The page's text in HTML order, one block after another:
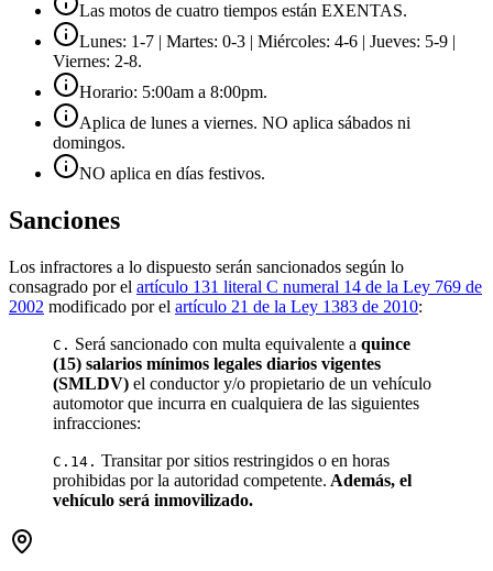
Las motos de cuatro tiempos están EXENTAS.
Lunes: 1-7 | Martes: 0-3 | Miércoles: 4-6 | Jueves: 5-9 |
Viernes: 2-8.
Horario: 5:00am a 8:00pm.
Aplica de lunes a viernes. NO aplica sábados ni
domingos.
NO aplica en días festivos.
Sanciones
Los infractores a lo dispuesto serán sancionados según lo
consagrado por el artículo 131 literal C numeral 14 de la Ley 769 de
2002 modificado por el artículo 21 de la Ley 1383 de 2010:
C. Será sancionado con multa equivalente a quince
(15) salarios mínimos legales diarios vigentes
(SMLDV) el conductor y/o propietario de un vehículo
automotor que incurra en cualquiera de las siguientes
infracciones:
C.14. Transitar por sitios restringidos o en horas
prohibidas por la autoridad competente. Además, el
vehículo será inmovilizado.